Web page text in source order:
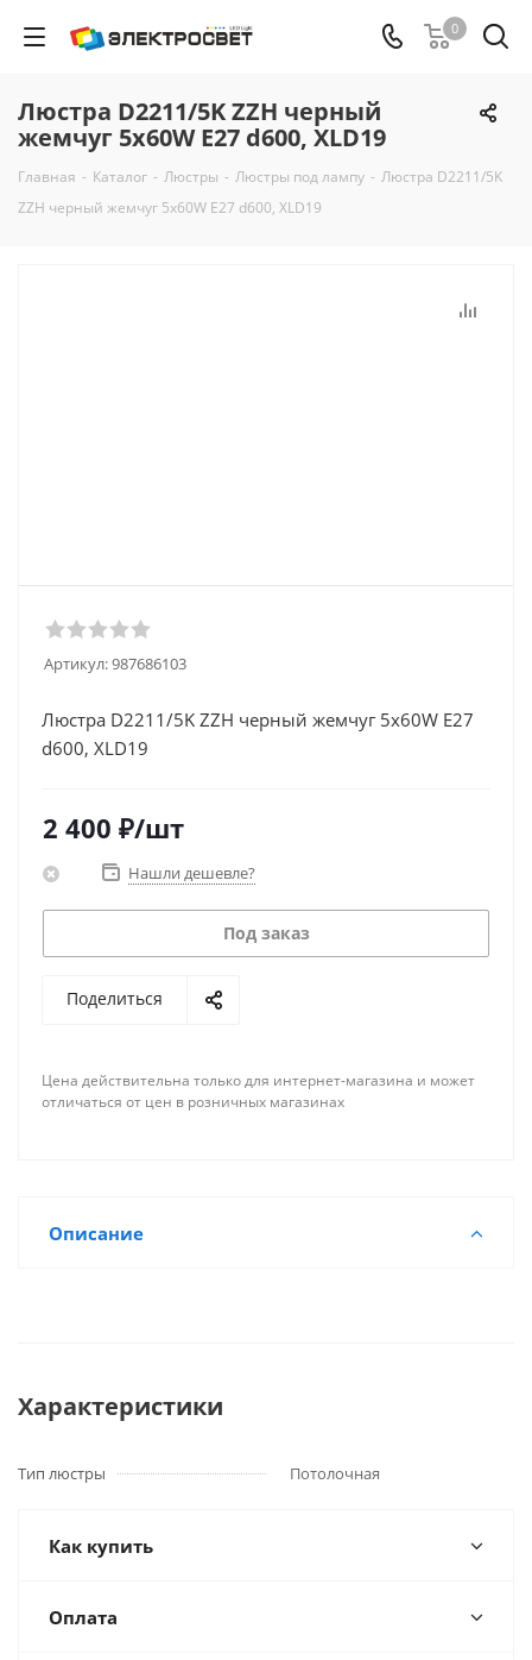
0
Люстра D2211/5K ZZH черный
жемчуг 5х60W E27 d600, XLD19
Главная - Каталог - Люстры - Люстры под лампу - Люстра D2211/5K
ZZH черный жемчуг 5х60W E27 d600, XLD19
Артикул:987686103
Люстра D2211/5K ZZH черный жемчуг 5х60W E27
d600, XLD19
2 400 ₽/шт
Нашли дешевле?
Под заказ
Поделиться
Цена действительна только для интернет-магазина и может
отличаться от цен в розничных магазинах
Описание
Характеристики
Тип люстры Потолочная
Как купить
Оплата